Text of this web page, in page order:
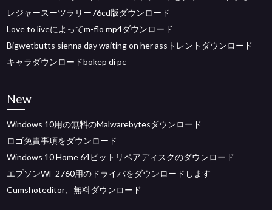
レジャースーツラリー76cd版ダウンロード
Love to liveによってm-flo mp4ダウンロード
Bigwetbutts sienna day waiting on her assトレントダウンロード
キャラダウンロードbokep di pc
New
Windows 10用の無料のMalwarebytesダウンロード
ロゴ免責事項をダウンロード
Windows 10 Home 64ビットリペアディスクのダウンロード
エプソンWF 2760用のドライバをダウンロードします
Cumshoteditor、無料ダウンロード